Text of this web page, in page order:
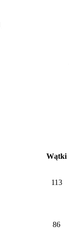
Wątki
113
86